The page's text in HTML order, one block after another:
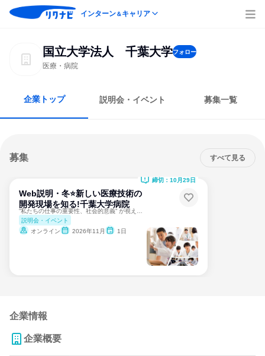
インターン＆キャリア
国立大学法人 千葉大学フォロー
医療・病院
企業トップ 説明会・イベント 募集一覧
募集 すべて見る
Web説明・冬⭐新しい医療技術の
開発現場を知る!千葉大学病院
説明会・イベント
オンライン
2026年11月 1日
締切：10月29日
企業情報
企業概要